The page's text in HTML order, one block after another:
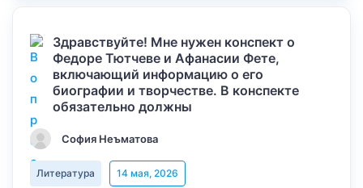
Здравствуйте! Мне нужен конспект о
Федоре Тютчеве и Афанасии Фете,
включающий информацию о его
биографии и творчестве. В конспекте
обязательно должны
София Неъматова
Литература 14 мая, 2026